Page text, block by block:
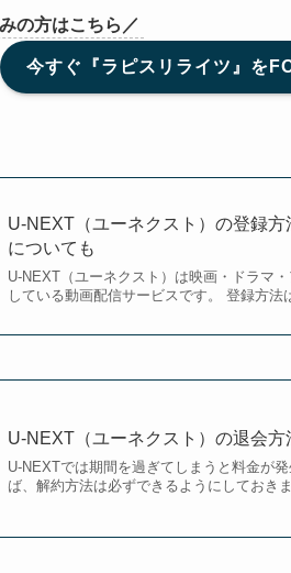
の方はこちら／
今すぐ『ラピスリライツ』を
U-NEXT（ユーネクスト）の登録
についても
U-NEXT（ユーネクスト）は映画・ドラマ
している動画配信サービスです。 登録方
U-NEXT（ユーネクスト）の退会
U-NEXTでは期間を過ぎてしまうと料金が
ば、解約方法は必ずできるようにしておき